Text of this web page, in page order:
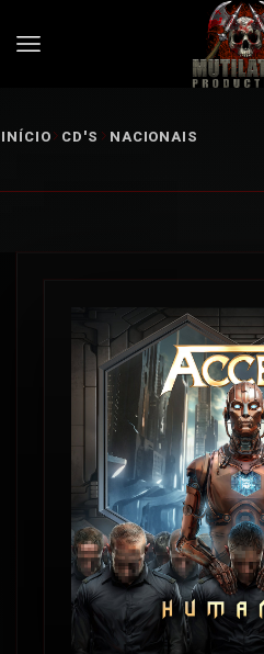
INÍCIO CD'S NACIONAIS